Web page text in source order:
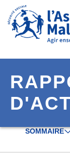
Aller à la
SOMMAIRE